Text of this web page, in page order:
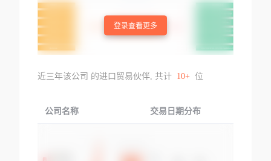
登录查看更多
近三年该公司 的进口贸易伙伴, 共计 10+ 位
公司名称 交易日期分布